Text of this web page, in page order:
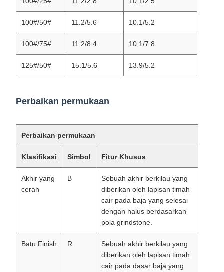
100#/50# 11.2/5.6 10.1/5.2
100#/75# 11.2/8.4 10.1/7.8
125#/50# 15.1/5.6 13.9/5.2
Perbaikan permukaan
Perbaikan permukaan
Klasifikasi Simbol Fitur Khusus
Akhir yang
cerah
B
Sebuah akhir berkilau yang
diberikan oleh lapisan timah
cair pada baja yang selesai
dengan halus berdasarkan
pola grindstone.
Batu Finish R
Sebuah akhir berkilau yang
diberikan oleh lapisan timah
cair pada dasar baja yang